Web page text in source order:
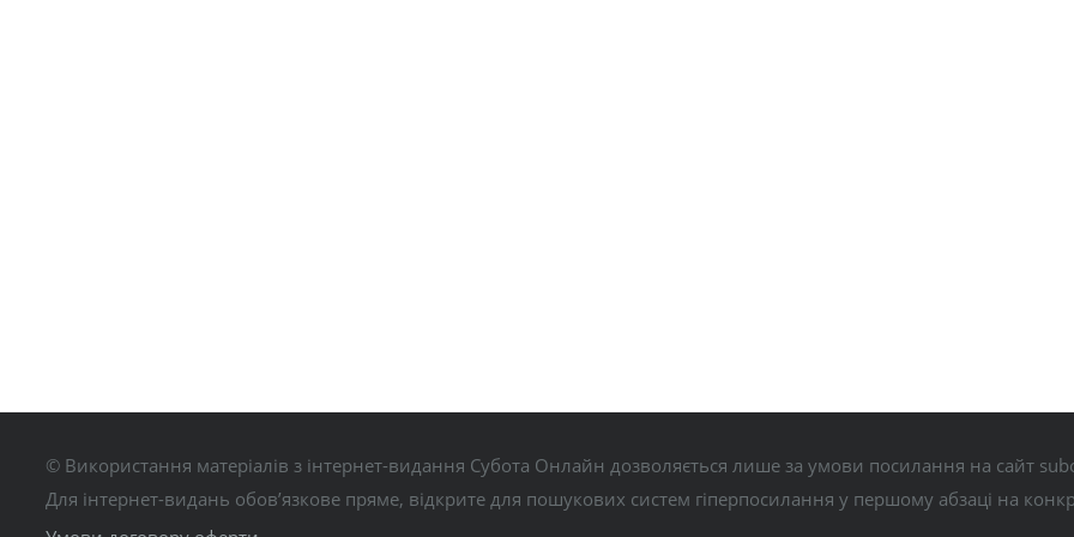
© Використання матеріалів з інтернет-видання Субота Онлайн дозволяється лише за умови посилання на сайт
Для інтернет-видань обов’язкове пряме, відкрите для пошукових систем гіперпосилання у першому абзаці на